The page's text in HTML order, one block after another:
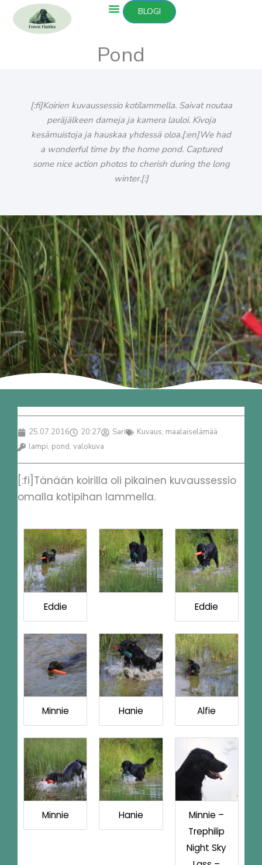
sisältöön
BLOGI
Pond
[:fi]Koirien kuvaussessio kotilammella. Saivat noutaa
peräjälkeen dameja ja kamera lauloi. Kivoja
kesämuistoja ja hauskaa yhdessä oloa.[:en]We had
a wonderful time by the home pond. Captured
some nice action photos to cherish during the long
winter.[:]
25.07.2016 20:27 Sari Kuvaus, maalaiselämää
lampi, pond, valokuva
[:fi]Tänään koirilla oli pikainen kuvaussessio
omalla kotipihan lammella.
Eddie Eddie
Minnie Hanie Alfie
Minnie Hanie
Minnie –
Trephilip
Night Sky